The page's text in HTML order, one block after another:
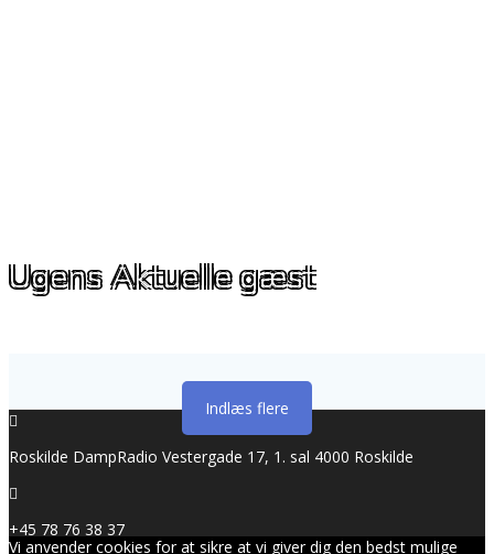
Ugens Aktuelle gæst
Indlæs flere
Roskilde DampRadio Vestergade 17, 1. sal 4000 Roskilde
+45 78 76 38 37
Vi anvender cookies for at sikre at vi giver dig den bedst mulige